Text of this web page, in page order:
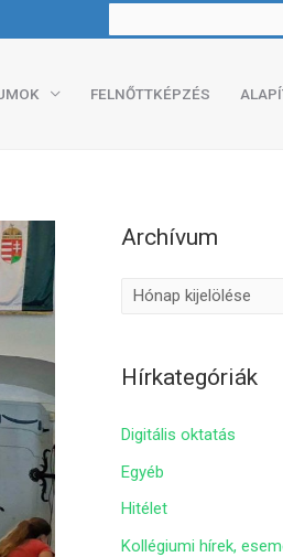
FELNŐTTKÉPZÉS
Archívum
í
Hírkategóriák
Digitális oktatás
Egyéb
Hitélet
Kollégiumi hírek,